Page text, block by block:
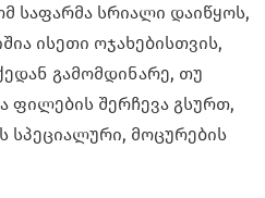
საფარმა სრიალი დაიწყოს,
ისეთი ოჯახებისთვის,
გამომდინარე, თუ
ფილების შერჩევა გსურთ,
სპეციალური, მოცურების